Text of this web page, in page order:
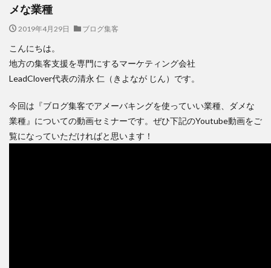
メな業種
2019年4月29日 ブログ集客
こんにちは。
地方の集客支援を専門にするマーケティング会社
LeadClover代表の清永 仁（きよなが じん）です。
今回は『ブログ集客でアメーバキングを使っていい業種、ダメな
業種』についての動画セミナーです。ぜひ下記のYoutube動画をご
覧になっていただければと思います！